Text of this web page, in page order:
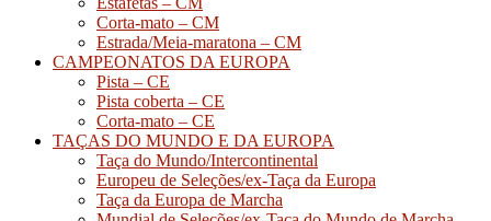
Corta-mato – CM
Estrada/Meia-maratona – CM
CAMPEONATOS DA EUROPA
Pista – CE
Pista coberta – CE
Corta-mato – CE
TAÇAS DO MUNDO E DA EUROPA
Taça do Mundo/Intercontinental
Europeu de Seleções/ex-Taça da Europa
Taça da Europa de Marcha